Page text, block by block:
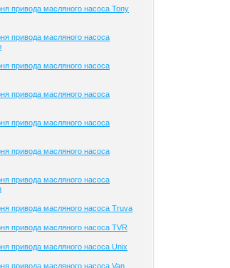
привода масляного насоса Tony
привода масляного насоса
привода масляного насоса
привода масляного насоса
привода масляного насоса
привода масляного насоса
привода масляного насоса
привода масляного насоса Truva
привода масляного насоса TVR
привода масляного насоса Unix
привода масляного насоса Van